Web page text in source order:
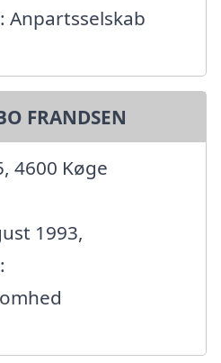
Anpartsselskab
FRANDSEN
4600 Køge
1993,